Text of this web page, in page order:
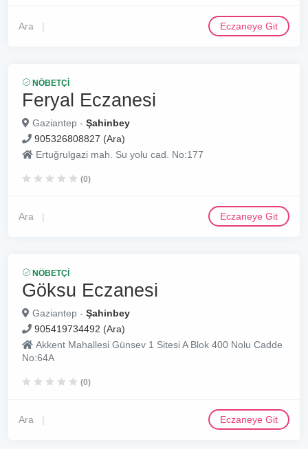
Ara Eczaneye Git
NÖBETÇI
Feryal Eczanesi
Gaziantep - Şahinbey
905326808827 (Ara)
Ertuğrulgazi mah. Su yolu cad. No:177
(0)
Ara Eczaneye Git
NÖBETÇI
Göksu Eczanesi
Gaziantep - Şahinbey
905419734492 (Ara)
Akkent Mahallesi Günsev 1 Sitesi A Blok 400 Nolu Cadde
No:64A
(0)
Ara Eczaneye Git